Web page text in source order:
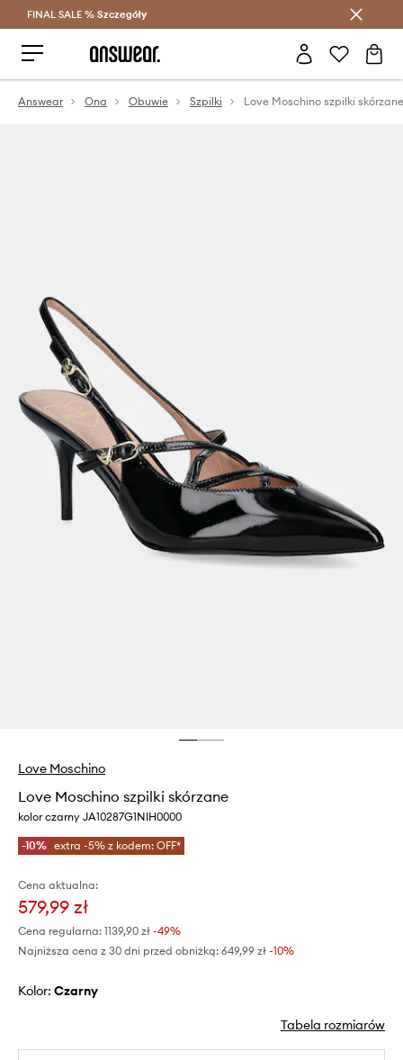
Oszczędzaj z Answear Club >
FINAL SALE % Szczegóły
Answear Ona Obuwie Szpilki Love Moschino szpilki skórzane
Love Moschino
Love Moschino szpilki skórzane
kolor czarny JA10287G1NIH0000
-10% extra -5% z kodem: OFF*
Cena aktualna:
579,99 zł
Cena regularna: 1139,90 zł -49%
Najniższa cena z 30 dni przed obniżką: 649,99 zł -10%
Kolor: czarny
Tabela rozmiarów